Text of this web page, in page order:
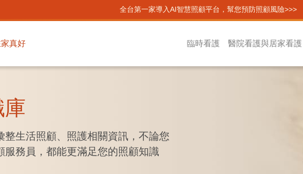
全台第一家導入AI智慧照顧平台，幫您預防照顧風險>>>
真好 臨時看護 醫院看護與居家看護
庫
整生活照顧、照護相關資訊，不論您
服務員，都能更滿足您的照顧知識